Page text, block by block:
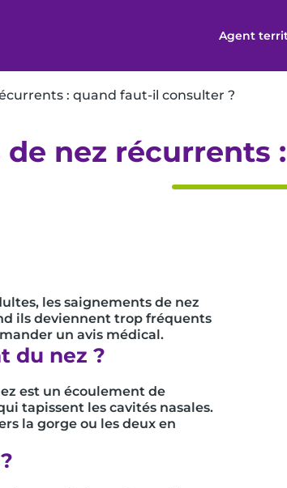
Agent
: quand faut-il consulter ?
nez
les saignements de nez
ils deviennent trop fréquents
un avis médical.
du nez ?
est un écoulement de
tapissent les cavités nasales.
la gorge ou les deux en